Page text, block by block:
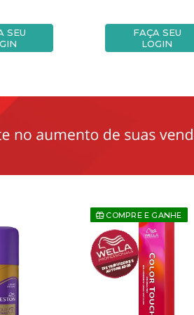
SEU
FAÇA SEU
LOGIN
COMPRE E GANHE